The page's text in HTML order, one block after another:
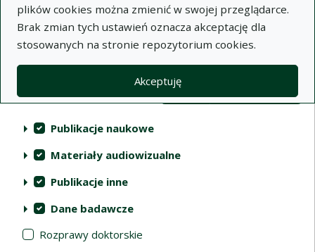
plików cookies można zmienić w swojej przeglądarce.
Brak zmian tych ustawień oznacza akceptację dla
stosowanych na stronie repozytorium cookies.
Akceptuję
Przyrodniczego w Lublinie
Kolekcje
Lista wyników wyszukiwania
Filtry wyszukiwania (automatyczne
Akcje na kolekcjach
Kolekcje (automatyczne przeładowanie treści)
Publikacje naukowe
Materiały audiowizualne
Publikacje inne
Dane badawcze
Rozprawy doktorskie